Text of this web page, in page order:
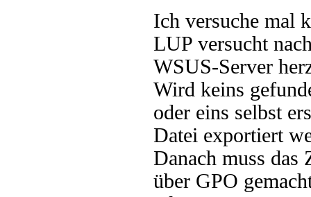
Ich versuche mal
LUP versucht
WSUS-Server
Wird keins
oder eins selbst
Datei exportiert
Danach muss
über GPO